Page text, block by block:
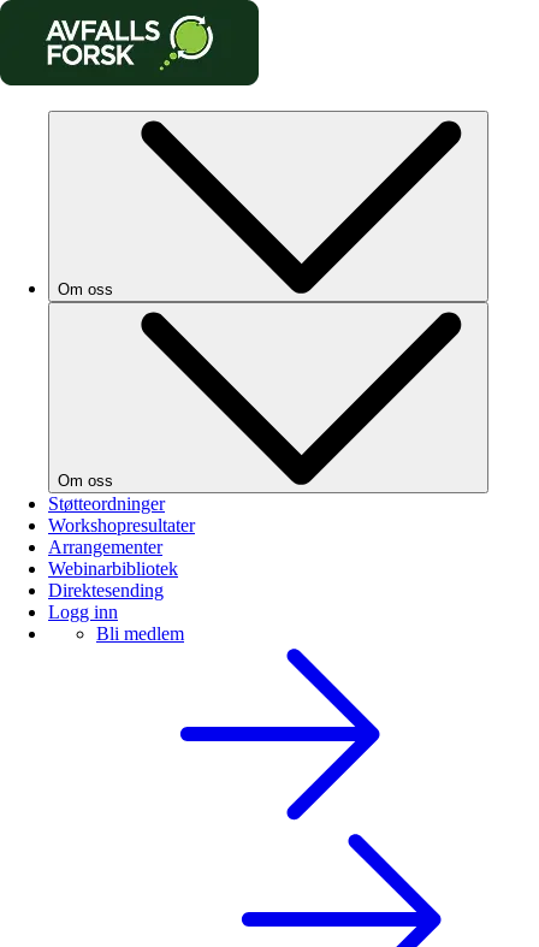
Om oss
Om oss
Støtteordninger
Workshopresultater
Arrangementer
Webinarbibliotek
Direktesending
Logg inn
Bli medlem